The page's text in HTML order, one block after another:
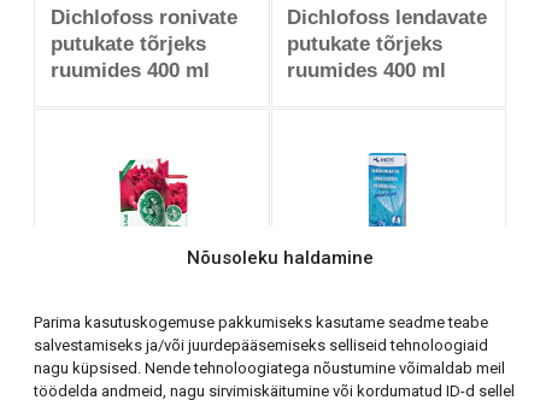
Nõusoleku haldamine
Parima kasutuskogemuse pakkumiseks kasutame seadme teabe
salvestamiseks ja/või juurdepääsemiseks selliseid tehnoloogiaid
nagu küpsised. Nende tehnoloogiatega nõustumine võimaldab meil
töödelda andmeid, nagu sirvimiskäitumine või kordumatud ID-d sellel
Dichlofoss ronivate
putukate tõrjeks
ruumides 400 ml
Dichlofoss lendavate
putukate tõrjeks
ruumides 400 ml
Dr Green
Roosiväetis 2 kg EÜ
väetis
Premium 100 g